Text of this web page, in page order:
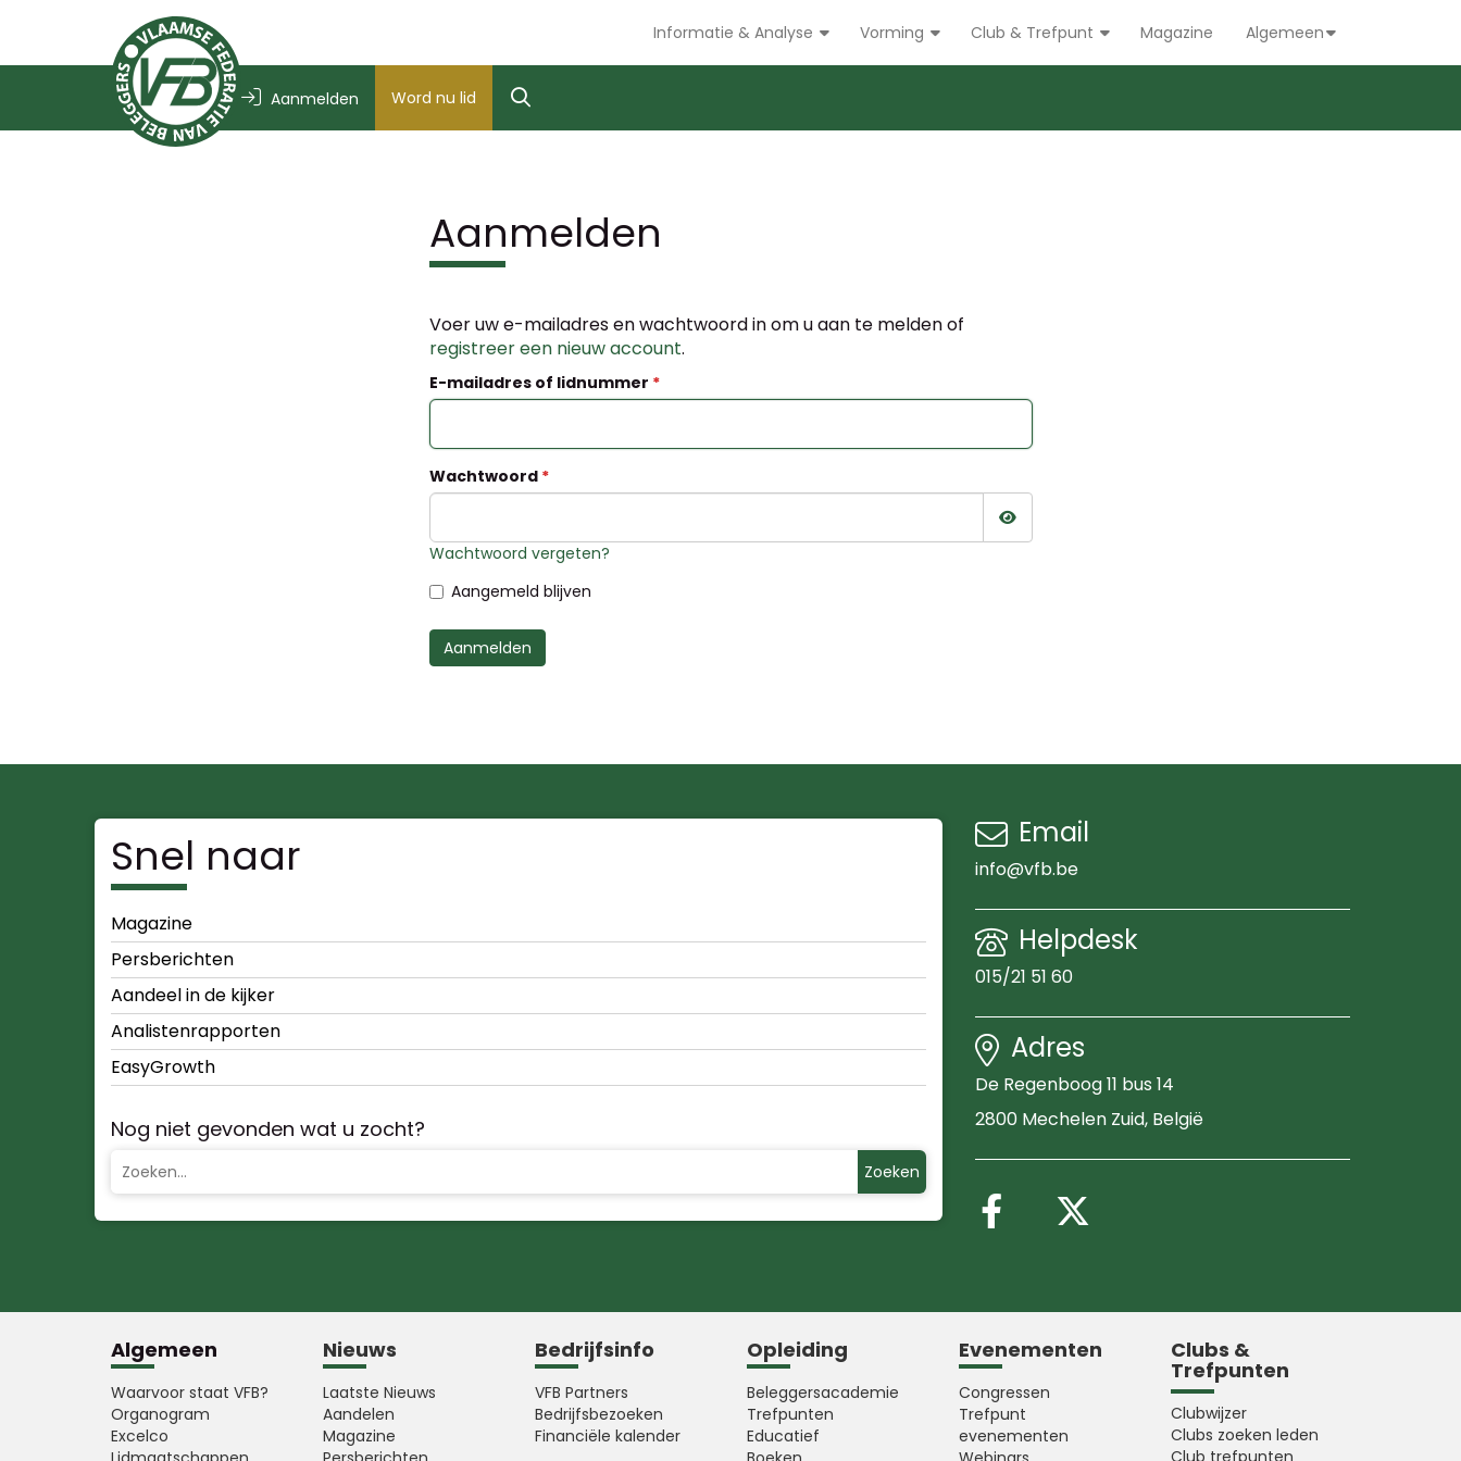
Informatie & Analyse Vorming Club & Trefpunt Magazine Algemeen
Aanmelden Word nu lid
Aanmelden
Voer uw e-mailadres en wachtwoord in om u aan te melden of
registreer een nieuw account.
E-mailadres of lidnummer
Wachtwoord
Wachtwoord tonen
Wachtwoord vergeten?
Aangemeld blijven
Aanmelden
Snel naar
Magazine
Persberichten
Aandeel in de kijker
Analistenrapporten
EasyGrowth
Nog niet gevonden wat u zocht?
Zoeken
Email
info@vfb.be
Helpdesk
015/21 51 60
Adres
De Regenboog 11 bus 14
2800 Mechelen Zuid, België
Volg ons op Facebook
Algemeen
Waarvoor staat VFB?
Organogram
Excelco
Nieuws
Laatste Nieuws
Aandelen
Magazine
Bedrijfsinfo
VFB Partners
Bedrijfsbezoeken
Financiële kalender
Opleiding
Beleggersacademie
Trefpunten
Educatief
Evenementen
Congressen
Trefpunt
evenementen
Clubs &
Trefpunten
Clubwijzer
Clubs zoeken leden
Club trefpunten